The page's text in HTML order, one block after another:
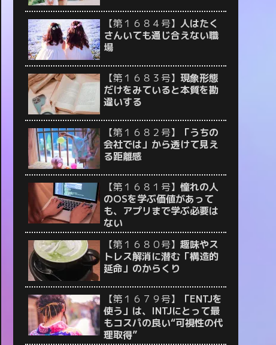
【第１６８４号】 人はたく
さんいても通じ合えない職
場
【第１６８３号】 現象形態
だけをみていると本質を勘
違いする
【第１６８２号】
「うちの
会社では」から透けて見え
る距離感
【第１６８１号】 憧れの人
のOSを学ぶ価値があって
も、アプリまで学ぶ必要は
ない
【第１６８０号】 趣味やス
トレス解消に潜む「構造的
延命」のからくり
【第１６７９号】
「ENTJを
使う」は、INTJにとって最
もコスパの良い“可視性の代
理取得”